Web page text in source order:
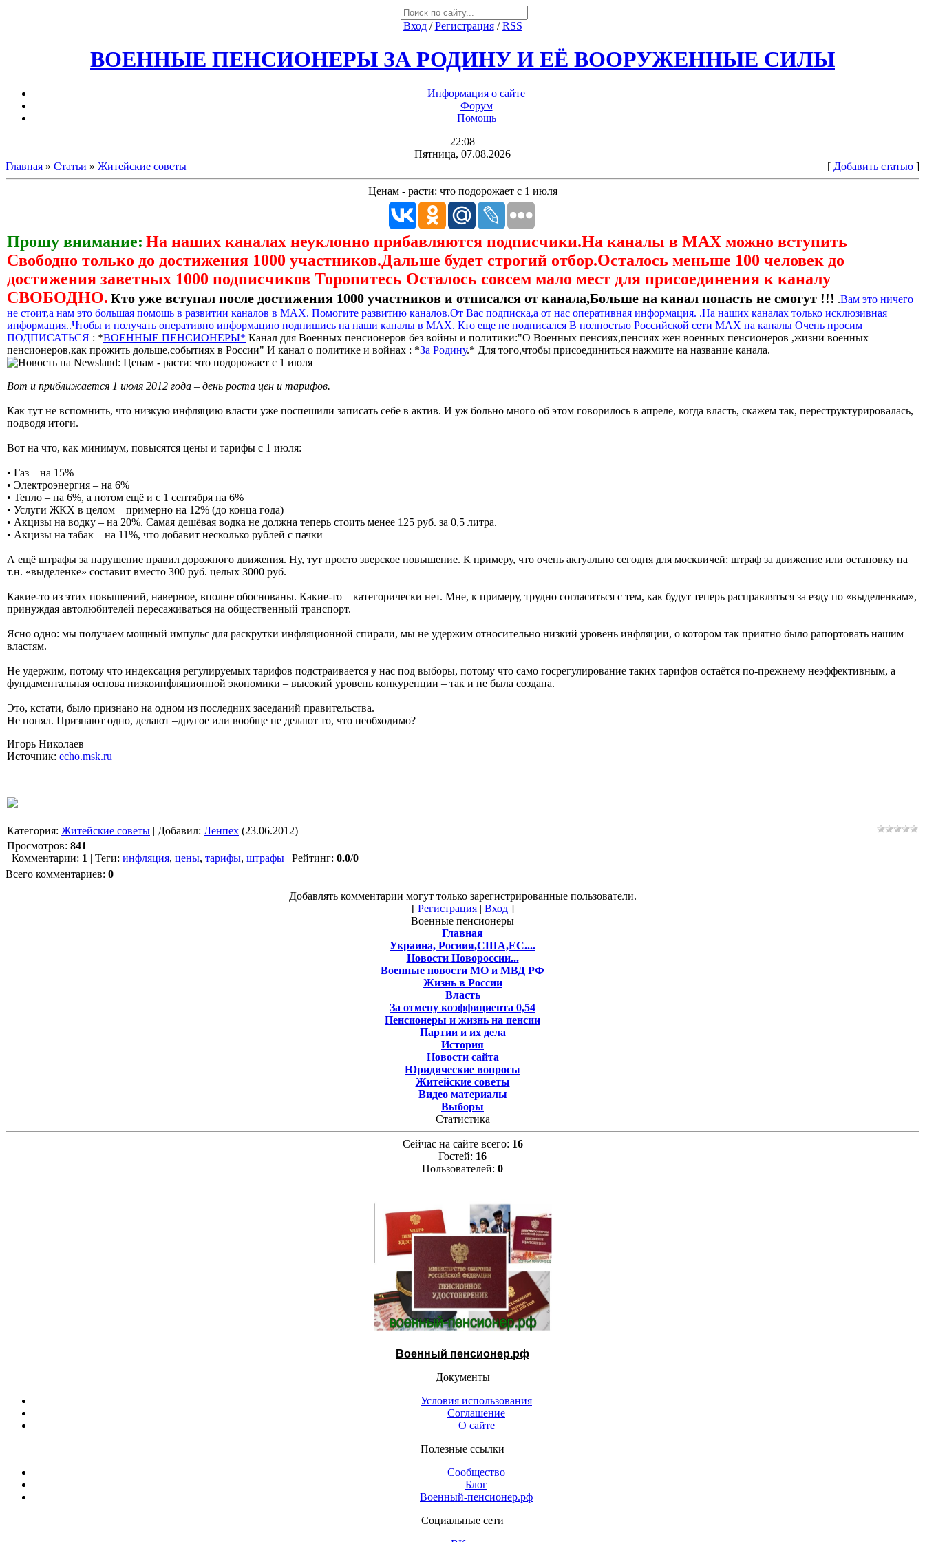
Вход/Регистрация/RSS
ВОЕННЫЕ ПЕНСИОНЕРЫ ЗА РОДИНУ И ЕЁ ВООРУЖЕННЫЕ СИЛЫ
Информация о сайте
Форум
Помощь
22:08
Пятница, 07.08.2026
Главная » Статьи » Житейские советы [ Добавить статью ]
Ценам - расти: что подорожает с 1 июля
Прошу внимание: На наших каналах неуклонно прибавляются подписчики.На каналы в МАХ можно вступить
Свободно только до достижения 1000 участников.Дальше будет строгий отбор.Осталось меньше 100 человек до
достижения заветных 1000 подписчиков Торопитесь Осталось совсем мало мест для присоединения к каналу
СВОБОДНО. Кто уже вступал после достижения 1000 участников и отписался от канала,Больше на канал попасть не смогут !!! .Вам это ничего
не стоит,а нам это большая помощь в развитии каналов в МАХ. Помогите развитию каналов.От Вас подписка,а от нас оперативная информация. .На наших каналах только исклюзивная
информация..Чтобы и получать оперативно информацию подпишись на наши каналы в МАХ. Кто еще не подписался В полностью Российской сети МАХ на каналы Очень просим
ПОДПИСАТЬСЯ : *ВОЕННЫЕ ПЕНСИОНЕРЫ* Канал для Военных пенсионеров без войны и политики:"О Военных пенсиях,пенсиях жен военных пенсионеров ,жизни военных
пенсионеров,как прожить дольше,событиях в России" И канал о политике и войнах : *За Родину.* Для того,чтобы присоединиться нажмите на название канала.
Вот и приближается 1 июля 2012 года – день роста цен и тарифов.
Как тут не вспомнить, что низкую инфляцию власти уже поспешили записать себе в актив. И уж больно много об этом говорилось в апреле, когда власть, скажем так, переструктурировалась,
подводя итоги.
Вот на что, как минимум, повысятся цены и тарифы с 1 июля:
• Газ – на 15%
• Электроэнергия – на 6%
• Тепло – на 6%, а потом ещё и с 1 сентября на 6%
• Услуги ЖКХ в целом – примерно на 12% (до конца года)
• Акцизы на водку – на 20%. Самая дешёвая водка не должна теперь стоить менее 125 руб. за 0,5 литра.
• Акцизы на табак – на 11%, что добавит несколько рублей с пачки
А ещё штрафы за нарушение правил дорожного движения. Ну, тут просто зверское повышение. К примеру, что очень актуально сегодня для москвичей: штраф за движение или остановку на
т.н. «выделенке» составит вместо 300 руб. целых 3000 руб.
Какие-то из этих повышений, наверное, вполне обоснованы. Какие-то – категорически нет. Мне, к примеру, трудно согласиться с тем, как будут теперь расправляться за езду по «выделенкам»,
принуждая автолюбителей пересаживаться на общественный транспорт.
Ясно одно: мы получаем мощный импульс для раскрутки инфляционной спирали, мы не удержим относительно низкий уровень инфляции, о котором так приятно было рапортовать нашим
властям.
Не удержим, потому что индексация регулируемых тарифов подстраивается у нас под выборы, потому что само госрегулирование таких тарифов остаётся по-прежнему неэффективным, а
фундаментальная основа низкоинфляционной экономики – высокий уровень конкуренции – так и не была создана.
Это, кстати, было признано на одном из последних заседаний правительства.
Не понял. Признают одно, делают –другое или вообще не делают то, что необходимо?
Игорь Николаев
Источник: echo.msk.ru
Категория: Житейские советы | Добавил: Ленпех (23.06.2012)
Просмотров: 841
| Комментарии: 1 | Теги: инфляция, цены, тарифы, штрафы | Рейтинг: 0.0/0
Всего комментариев: 0
Добавлять комментарии могут только зарегистрированные пользователи.
[ Регистрация| Вход]
Военные пенсионеры
Главная
Украина, Росиия,США,ЕС....
Новости Новороссии...
Военные новости МО и МВД РФ
Жизнь в России
Власть
За отмену коэффициента 0,54
Пенсионеры и жизнь на пенсии
Партии и их дела
История
Новости сайта
Юридические вопросы
Житейские советы
Видео материалы
Выборы
Статистика
Сейчас на сайте всего: 16
Гостей: 16
Пользователей: 0
Военный пенсионер.рф
Документы
Условия использования
Соглашение
О сайте
Полезные ссылки
Сообщество
Блог
Военный-пенсионер.рф
Социальные сети